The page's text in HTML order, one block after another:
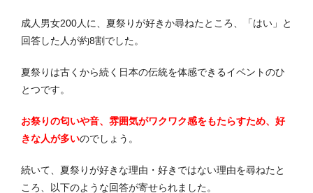
成人男女200人に、夏祭りが好きか尋ねたところ、「はい」と
回答した人が約8割でした。
夏祭りは古くから続く日本の伝統を体感できるイベントのひ
とつです。
お祭りの匂いや音、雰囲気がワクワク感をもたらすため、好
きな人が多いのでしょう。
続いて、夏祭りが好きな理由・好きではない理由を尋ねたと
ころ、以下のような回答が寄せられました。